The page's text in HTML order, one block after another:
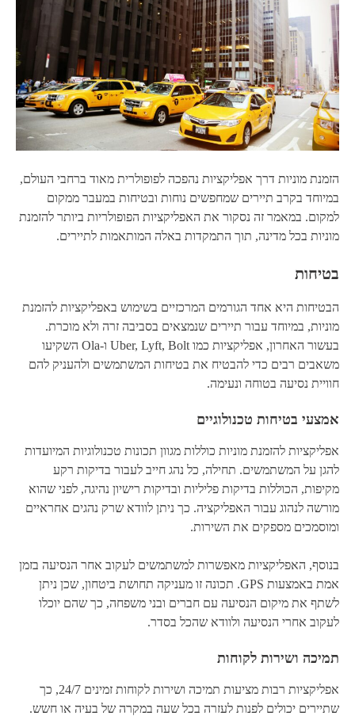
הזמנת מוניות דרך אפליקציות נהפכה לפופולרית מאוד ברחבי העולם,
במיוחד בקרב תיירים שמחפשים נוחות ובטיחות במעבר ממקום
למקום. במאמר זה נסקור את האפליקציות הפופולריות ביותר להזמנת
מוניות בכל מדינה, תוך התמקדות באלה המותאמות לתיירים.
בטיחות
הבטיחות היא אחד הגורמים המרכזיים בשימוש באפליקציות להזמנת
מוניות, במיוחד עבור תיירים שנמצאים בסביבה זרה ולא מוכרת.
בעשור האחרון, אפליקציות כמו Uber, Lyft, Bolt ו-Ola השקיעו
משאבים רבים כדי להבטיח את בטיחות המשתמשים ולהעניק להם
חוויית נסיעה בטוחה ונעימה.
אמצעי בטיחות טכנולוגיים
אפליקציות להזמנת מוניות כוללות מגוון תכונות טכנולוגיות המיועדות
להגן על המשתמשים. תחילה, כל נהג חייב לעבור בדיקות רקע
מקיפות, הכוללות בדיקות פליליות ובדיקות רישיון נהיגה, לפני שהוא
מורשה לנהוג עבור האפליקציה. כך ניתן לוודא שרק נהגים אחראיים
ומוסמכים מספקים את השירות.
בנוסף, האפליקציות מאפשרות למשתמשים לעקוב אחר הנסיעה בזמן
אמת באמצעות GPS. תכונה זו מעניקה תחושת ביטחון, שכן ניתן
לשתף את מיקום הנסיעה עם חברים ובני משפחה, כך שהם יוכלו
לעקוב אחרי הנסיעה ולוודא שהכל בסדר.
תמיכה ושירות לקוחות
אפליקציות רבות מציעות תמיכה ושירות לקוחות זמינים 24/7, כך
שתיירים יכולים לפנות לעזרה בכל שעה במקרה של בעיה או חשש.